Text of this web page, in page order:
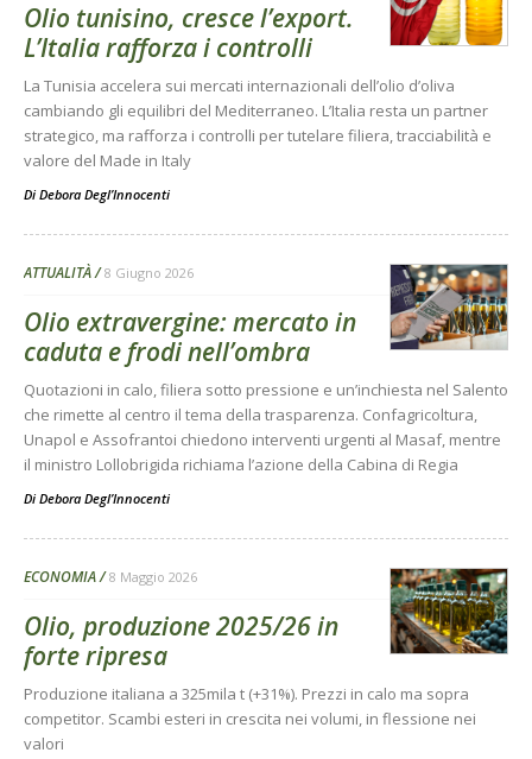
Olio tunisino, cresce l’export.
L’Italia rafforza i controlli
La Tunisia accelera sui mercati internazionali dell’olio d’oliva
cambiando gli equilibri del Mediterraneo. L’Italia resta un partner
strategico, ma rafforza i controlli per tutelare filiera, tracciabilità e
valore del Made in Italy
Di Debora Degl’Innocenti
ATTUALITÀ 8 Giugno 2026
Olio extravergine: mercato in
caduta e frodi nell’ombra
Quotazioni in calo, filiera sotto pressione e un’inchiesta nel Salento
che rimette al centro il tema della trasparenza. Confagricoltura,
Unapol e Assofrantoi chiedono interventi urgenti al Masaf, mentre
il ministro Lollobrigida richiama l’azione della Cabina di Regia
Di Debora Degl’Innocenti
ECONOMIA 8 Maggio 2026
Olio, produzione 2025/26 in
forte ripresa
Produzione italiana a 325mila t (+31%). Prezzi in calo ma sopra
competitor. Scambi esteri in crescita nei volumi, in flessione nei
valori